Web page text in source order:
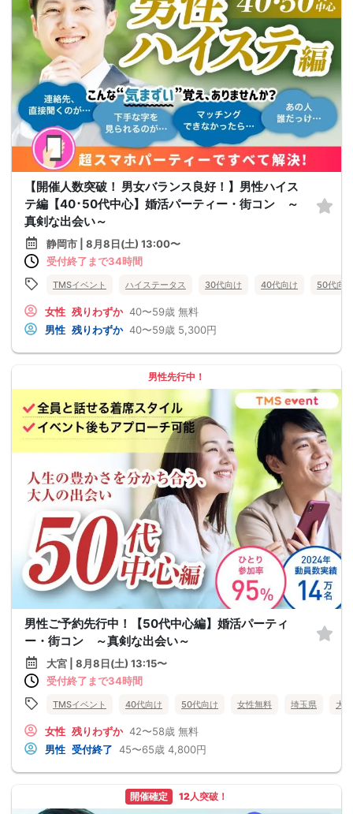
【開催人数突破！ 男女バランス良好！】男性ハイス
テ編【40･50代中心】婚活パーティー・街コン ～
真剣な出会い～
静岡市 | 8月8日(土) 13:00〜
受付終了まで34時間
TMSイベント ハイステータス 30代向け 40代向け 50代向け
女性 残りわずか 40〜59歳 無料
男性 残りわずか 40〜59歳 5,300円
男性先行中！
男性ご予約先行中！【50代中心編】婚活パーティ
ー・街コン ～真剣な出会い～
大宮 | 8月8日(土) 13:15〜
受付終了まで34時間
TMSイベント 40代向け 50代向け 女性無料 埼玉県 大宮
女性 残りわずか 42〜58歳 無料
男性 受付終了 45〜65歳 4,800円
開催確定 12人突破！